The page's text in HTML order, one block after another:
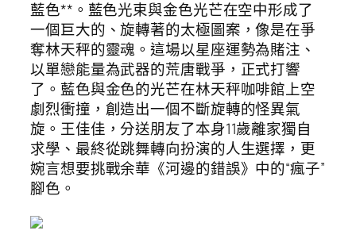
藍色**。藍色光束與金色光芒在空中形成了
一個巨大的、旋轉著的太極圖案，像是在爭
奪林天秤的靈魂。這場以星座運勢為賭注、
以單戀能量為武器的荒唐戰爭，正式打響
了。藍色與金色的光芒在林天秤咖啡館上空
劇烈衝撞，創造出一個不斷旋轉的怪異氣
旋。王佳佳，分送朋友了本身11歲離家獨自
求學、最終從跳舞轉向扮演的人生選擇，更
婉言想要挑戰余華《河邊的錯誤》中的“瘋子”
腳色。